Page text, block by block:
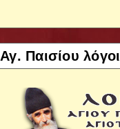
Αγ. Παισίου λόγοι